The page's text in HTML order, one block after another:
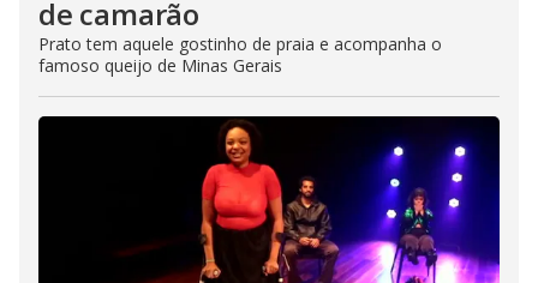
de camarão
Prato tem aquele gostinho de praia e acompanha o
famoso queijo de Minas Gerais